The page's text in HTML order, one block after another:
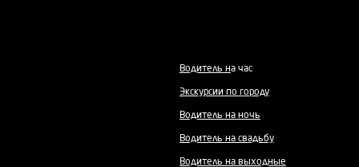
Водитель на час
Экскурсии по городу
Водитель на ночь
Водитель на свадьбу
Водитель на выходные